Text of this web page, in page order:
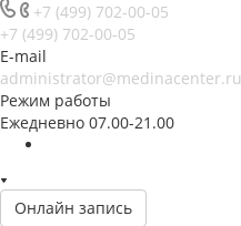
+7 (499) 702-00-05
+7 (499) 702-00-05
E-mail
administrator@medinacenter.ru
Режим работы
Ежедневно 07.00-21.00
Онлайн запись